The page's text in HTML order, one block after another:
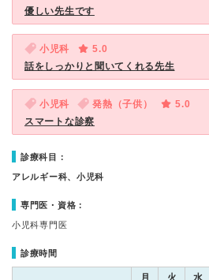
優しい先生です
小児科
5.0
話をしっかりと聞いてくれる先生
小児科 発熱（子供）
5.0
スマートな診察
診療科目：
アレルギー科、小児科
専門医・資格：
小児科専門医
診療時間
月 火 水